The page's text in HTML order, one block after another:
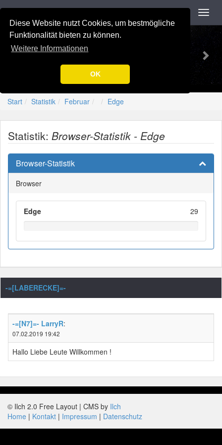
Diese Website nutzt Cookies, um bestmögliche
Funktionalität bieten zu können.
Weitere Informationen
OK
Navigation
Previous-=[Nation-7.de]=-
Start Statistik Februar Edge
Statistik: Browser-Statistik - Edge
Browser-Statistik
Browser
Edge 29
-=[LABERECKE]=-
-=[N7]=- LarryR:
07.02.2019 19:42
Hallo Liebe Leute Willkommen !
© Ilch 2.0 Free Layout | CMS by Ilch
Home
Kontakt Impressum Datenschutz